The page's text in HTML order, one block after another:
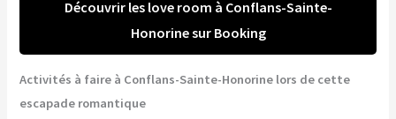
Découvrir les love room à Conflans-Sainte-
Honorine sur Booking
Activités à faire à Conflans-Sainte-Honorine lors de cette
escapade romantique